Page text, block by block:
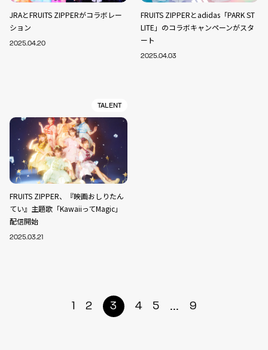
JRAとFRUITS ZIPPERがコラボレー
ション
2025.04.20
FRUITS ZIPPERとadidas「PARK ST
LITE」のコラボキャンペーンがスタ
ート
2025.04.03
TALENT
FRUITS ZIPPER、『映画おしりたん
てい』主題歌「KawaiiってMagic」
配信開始
2025.03.21
1 2 3 4 5 ... 9